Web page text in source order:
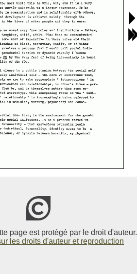
page est protégé par le droit d'auteur.
les droits d'auteur et reproduction